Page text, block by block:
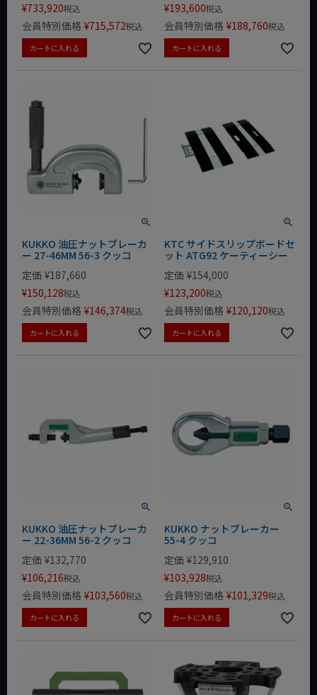
¥733,920税込
会員特別価格 ¥715,572税込
カートに入れる
¥193,600税込
会員特別価格 ¥188,760税込
カートに入れる
KUKKO 油圧ナットブレーカ
ー 27-46MM 56-3 クッコ
定価 ¥187,660
¥150,128税込
会員特別価格 ¥146,374税込
カートに入れる
KTC サイドスリップボードセ
ット ATG92 ケーティーシー
定価 ¥154,000
¥123,200税込
会員特別価格 ¥120,120税込
カートに入れる
KUKKO 油圧ナットブレーカ
ー 22-36MM 56-2 クッコ
定価 ¥132,770
¥106,216税込
会員特別価格 ¥103,560税込
カートに入れる
KUKKO ナットブレーカー
55-4 クッコ
定価 ¥129,910
¥103,928税込
会員特別価格 ¥101,329税込
カートに入れる